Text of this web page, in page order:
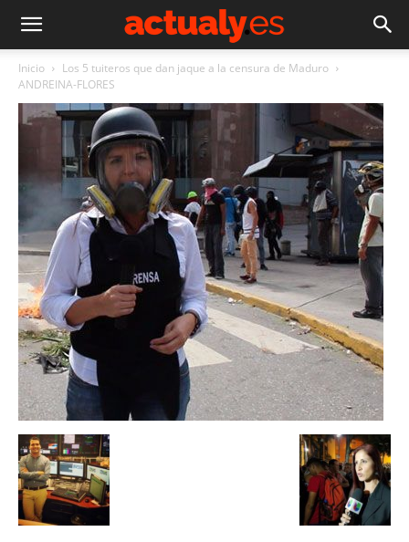
Inicio
Los 5 tuiteros que dan jaque a la censura de Maduro
ANDREINA-FLORES